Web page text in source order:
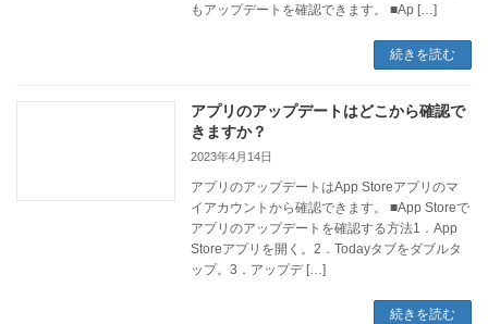
もアップデートを確認できます。 ■Ap […]
続きを読む
アプリのアップデートはどこから確認で
きますか？
2023年4月14日
アプリのアップデートはApp Storeアプリのマ
イアカウントから確認できます。 ■App Storeで
アプリのアップデートを確認する方法1．App
Storeアプリを開く。2．Todayタブをダブルタ
ップ。3．アップデ […]
続きを読む